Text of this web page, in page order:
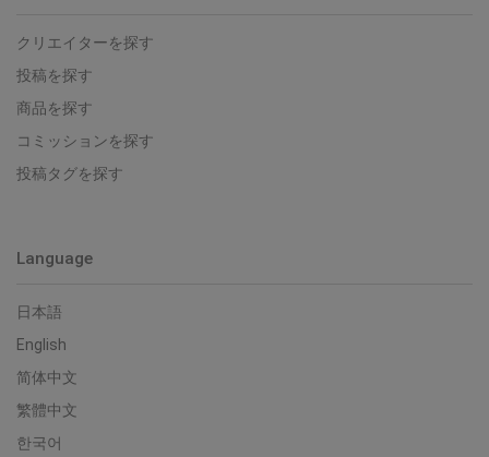
クリエイターを探す
投稿を探す
商品を探す
コミッションを探す
投稿タグを探す
Language
日本語
English
简体中文
繁體中文
한국어